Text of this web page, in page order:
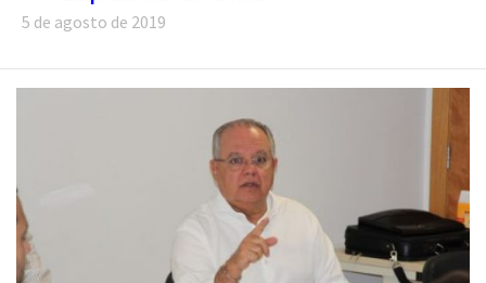
5 de agosto de 2019